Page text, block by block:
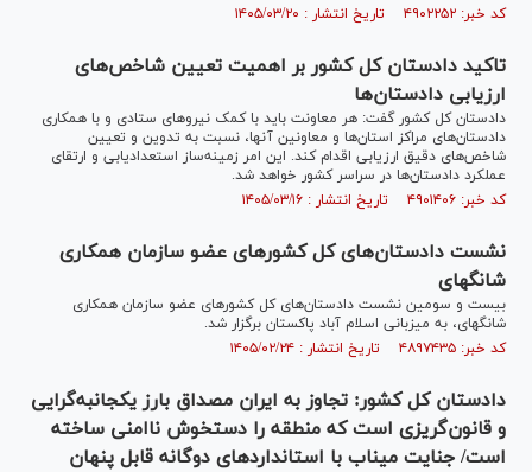
کد خبر: ۴۹۰۲۲۵۲ تاریخ انتشار : ۱۴۰۵/۰۳/۲۰
تاکید دادستان کل کشور بر اهمیت تعیین شاخص‌های
ارزیابی دادستان‌ها
دادستان کل کشور گفت: هر معاونت باید با کمک نیرو‌های ستادی و با همکاری
دادستان‌های مراکز استان‌ها و معاونین آنها، نسبت به تدوین و تعیین
شاخص‌های دقیق ارزیابی اقدام کند. این امر زمینه‌ساز استعدادیابی و ارتقای
عملکرد دادستان‌ها در سراسر کشور خواهد شد.
کد خبر: ۴۹۰۱۴۰۶ تاریخ انتشار : ۱۴۰۵/۰۳/۱۶
نشست دادستان‌های کل کشور‌های عضو سازمان همکاری
شانگهای
بیست و سومین نشست دادستان‌های کل کشور‌های عضو سازمان همکاری
شانگهای، به میزبانی اسلام آباد پاکستان برگزار شد.
کد خبر: ۴۸۹۷۴۳۵ تاریخ انتشار : ۱۴۰۵/۰۲/۲۴
دادستان کل کشور: تجاوز به ایران مصداق بارز یکجانبه‌گرایی
و قانون‌گریزی است که منطقه را دستخوش ناامنی ساخته
است/ جنایت میناب با استاندارد‌های دوگانه قابل پنهان